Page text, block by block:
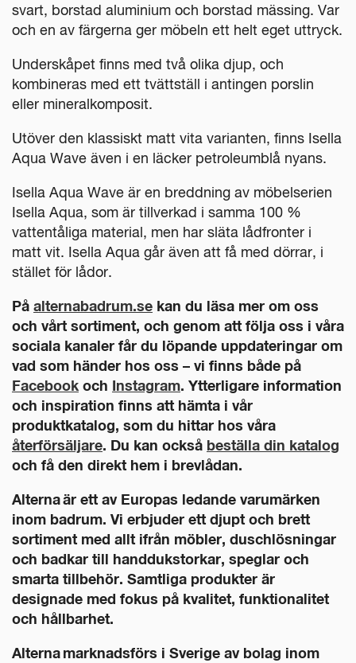
svart, borstad aluminium och borstad mässing. Var
och en av färgerna ger möbeln ett helt eget uttryck.
Underskåpet finns med två olika djup, och
kombineras med ett tvättställ i antingen porslin
eller mineralkomposit.
Utöver den klassiskt matt vita varianten, finns Isella
Aqua Wave även i en läcker petroleumblå nyans.
Isella Aqua Wave är en breddning av möbelserien
Isella Aqua, som är tillverkad i samma 100 %
vattentåliga material, men har släta lådfronter i
matt vit. Isella Aqua går även att få med dörrar, i
stället för lådor.
På alternabadrum.se kan du läsa mer om oss
och vårt sortiment, och genom att följa oss i våra
sociala kanaler får du löpande uppdateringar om
vad som händer hos oss – vi finns både på
Facebookoch Instagram. Ytterligare information
och inspiration finns att hämta i vår
produktkatalog, som du hittar hos våra
återförsäljare. Du kan också beställa din katalog
och få den direkt hem i brevlådan.
Alterna är ett av Europas ledande varumärken
inom badrum. Vi erbjuder ett djupt och brett
sortiment med allt ifrån möbler, duschlösningar
och badkar till handdukstorkar, speglar och
smarta tillbehör. Samtliga produkter är
designade med fokus på kvalitet, funktionalitet
och hållbarhet.
Alterna marknadsförs i Sverige av bolag inom